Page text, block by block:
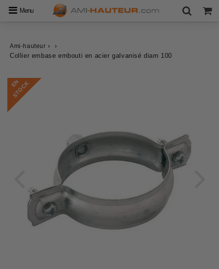
Menu
Ami-hauteur ›
›
Collier embase embouti en acier galvanisé diam 100
E
N
S
T
O
C
K